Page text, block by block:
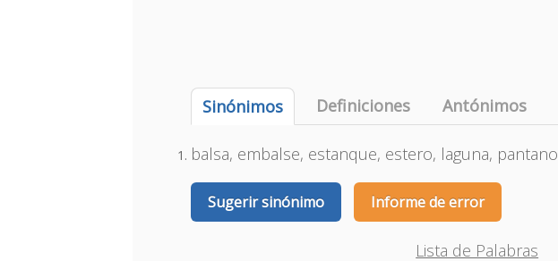
Sinónimos Definiciones Antónimos
balsa, embalse, estanque, estero, laguna, pantano
Sugerir sinónimo Informe de error
Lista de Palabras